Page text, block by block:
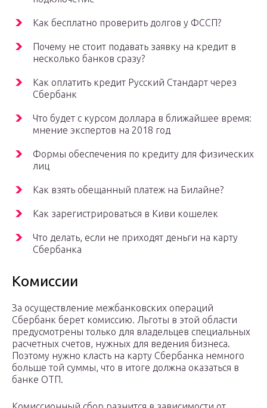
Как бесплатно проверить долгов у ФССП?
Почему не стоит подавать заявку на кредит в
несколько банков сразу?
Как оплатить кредит Русский Стандарт через
Сбербанк
Что будет с курсом доллара в ближайшее время:
мнение экспертов на 2018 год
Формы обеспечения по кредиту для физических
лиц
Как взять обещанный платеж на Билайне?
Как зарегистрироваться в Киви кошелек
Что делать, если не приходят деньги на карту
Сбербанка
Комиссии
За осуществление межбанковских операций
Сбербанк берет комиссию. Льготы в этой области
предусмотрены только для владельцев специальных
расчетных счетов, нужных для ведения бизнеса.
Поэтому нужно класть на карту Сбербанка немного
больше той суммы, что в итоге должна оказаться в
банке ОТП.